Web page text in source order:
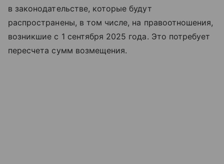
в законодательстве, которые будут
распространены, в том числе, на правоотношения,
возникшие с 1 сентября 2025 года. Это потребует
пересчета сумм возмещения.